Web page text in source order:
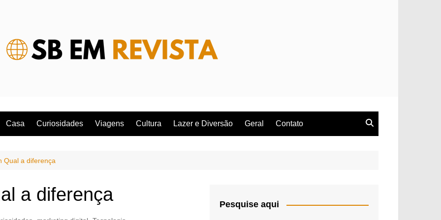
Casa Curiosidades Viagens Cultura Lazer e Diversão Geral Contato
Qual a diferença
a diferença Pesquise aqui